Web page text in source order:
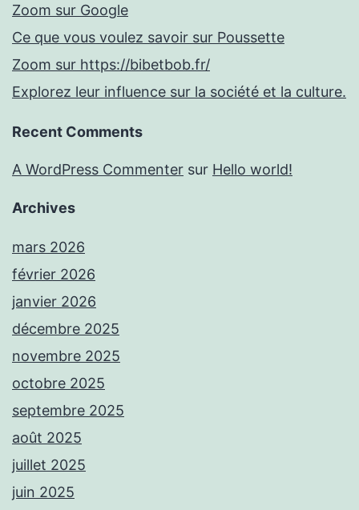
Zoom sur Google
Ce que vous voulez savoir sur Poussette
Zoom sur https://bibetbob.fr/
Explorez leur influence sur la société et la culture.
Recent Comments
A WordPress Commenter sur Hello world!
Archives
mars 2026
février 2026
janvier 2026
décembre 2025
novembre 2025
octobre 2025
septembre 2025
août 2025
juillet 2025
juin 2025